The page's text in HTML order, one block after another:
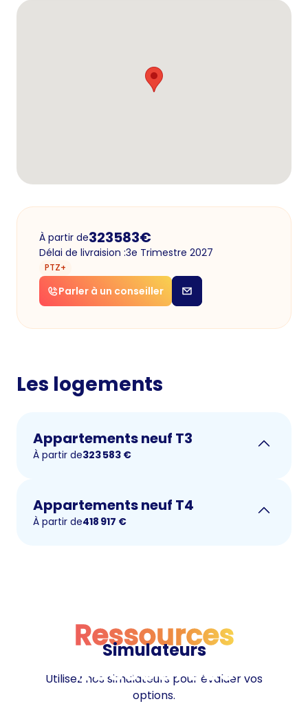
À partir de323583€
Délai de livraision :3e Trimestre 2027
PTZ+
Parler à un conseiller
Les logements
Appartements neuf T3
À partir de323 583 €
Appartements neuf T4
À partir de418 917 €
Ressources
Ressources
Simulateurs
Utilisez nos simulateurs pour évaluer vos
options.